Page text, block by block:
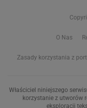
O Nas
Zasady korzystania z
Właściciel niniejszego
korzystanie z utworów
eksploracji